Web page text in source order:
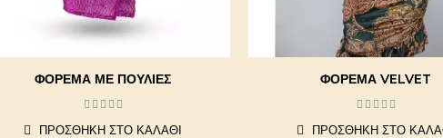
ΦΌΡΕΜΑ ΜΕ ΠΟΎΛΙΕΣ
ΠΡΟΣΘΉΚΗ ΣΤΟ ΚΑΛΆΘΙ
ΦΌΡΕΜΑ VELVET
ΠΡΟΣΘΉΚΗ ΣΤΟ